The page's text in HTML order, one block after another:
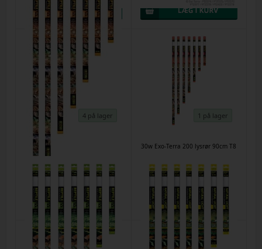
4 på lager
30 w Exo-Terra UVB 150 rør 90cm
Varenr.61269
1 på lager
30w Exo-Terra 200 lysrør 90cm T8
Varenr.28624
DKK 246,00